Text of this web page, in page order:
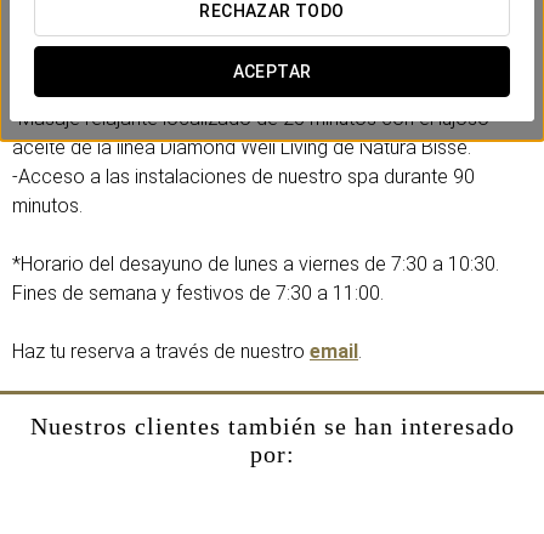
RECHAZAR TODO
ACEPTAR
Incluye:
-Desayuno buffet continental con show cooking
restaurante Verema con vistas al Mediterraneo.
-Masaje relajante localizado de 25 minutos con el lujoso
aceite de la linea Diamond Well Living de Natura Bissé.
-Acceso a las instalaciones de nuestro spa durante 90
minutos.
*Horario del desayuno de lunes a viernes de 7:30 a 10:30.
Fines de semana y festivos de 7:30 a 11:00.
Haz tu reserva a través de nuestro email.
Nuestros clientes también se han interesado
por: